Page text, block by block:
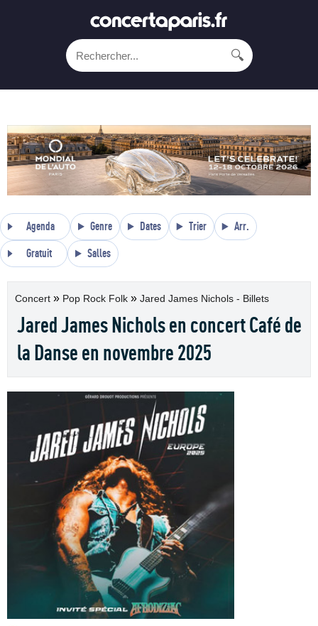
🔍
Agenda Genre Dates Trier Arr.
Gratuit Salles
Concert » Pop Rock Folk » Jared James Nichols - Billets
Jared James Nichols en concert Café de
la Danse en novembre 2025